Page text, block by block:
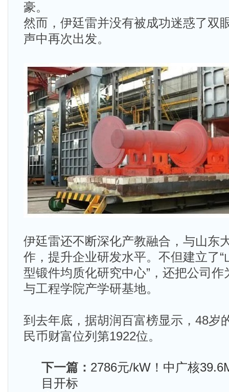
豪。
然而，伊廷雷并没有被成功迷惑了双
声中再次出发。
伊廷雷还不断深化产教融合，与山东
作，提升企业研发水平。不但建立了
型锻件均质化研究中心”，还把公司
与工程学院产学研基地。
到去年底，据胡润百富榜显示，48岁
民币财富位列第1922位。
下一篇： 2786元/kW！中广核
目开标